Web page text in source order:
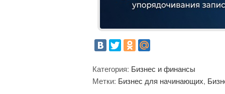
Категория: Бизнес и финансы
Метки: Бизнес для начинающих,